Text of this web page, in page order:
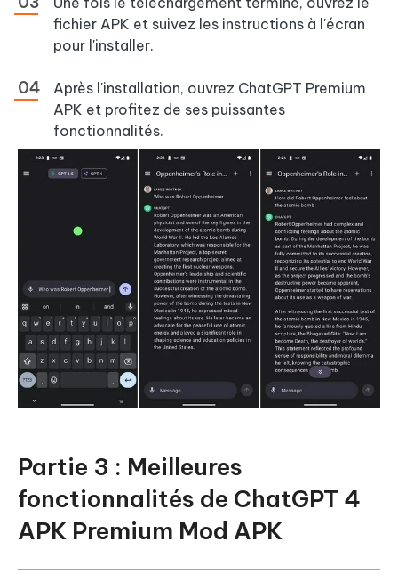
fichier APK et suivez les instructions à l'écran
pour l'installer.
Après l'installation, ouvrez ChatGPT Premium
APK et profitez de ses puissantes
fonctionnalités.
Partie 3 : Meilleures
fonctionnalités de ChatGPT 4
APK Premium Mod APK